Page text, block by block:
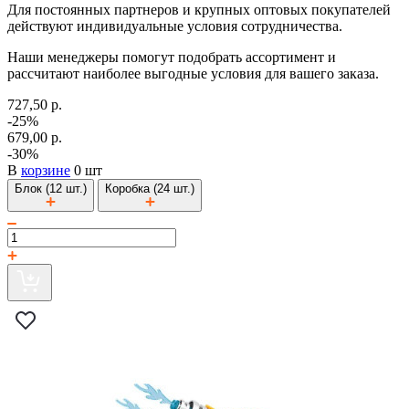
Для постоянных партнеров и крупных оптовых покупателей
действуют индивидуальные условия сотрудничества.
Наши менеджеры помогут подобрать ассортимент и
рассчитают наиболее выгодные условия для вашего заказа.
727,50 р.
-25%
679,00 р.
-30%
В корзине 0 шт
Блок (12 шт.) Коробка (24 шт.)